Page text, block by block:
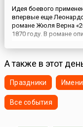
Идея боевого
впервые еще
романе Жюля Верна
1870 году. В романе
которая таранит и
металлический
каких прототипах
А также в этот
Праздники
Все события